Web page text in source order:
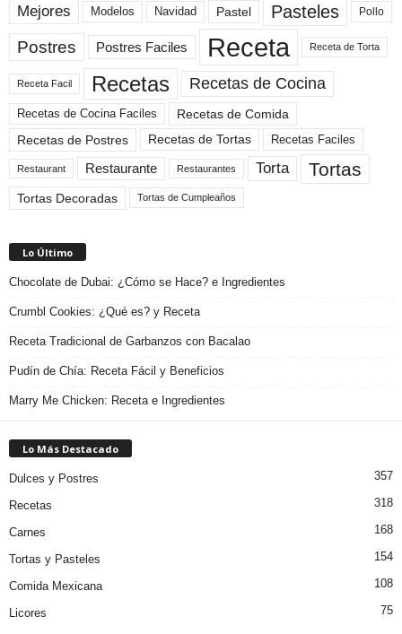
Mejores Modelos Navidad Pastel Pasteles Pollo
Postres Postres Faciles Receta Receta de Torta
Receta Facil Recetas Recetas de Cocina
Recetas de Cocina Faciles
Recetas de Comida
Recetas de Postres
Recetas de Tortas Recetas Faciles
Restaurant Restaurante Restaurantes Torta Tortas
Tortas Decoradas Tortas de Cumpleaños
Lo Último
Chocolate de Dubai: ¿Cómo se Hace? e Ingredientes
Crumbl Cookies: ¿Qué es? y Receta
Receta Tradicional de Garbanzos con Bacalao
Pudín de Chía: Receta Fácil y Beneficios
Marry Me Chicken: Receta e Ingredientes
Lo Más Destacado
Dulces y Postres 357
Recetas 318
Carnes 168
Tortas y Pasteles 154
Comida Mexicana 108
Licores 75